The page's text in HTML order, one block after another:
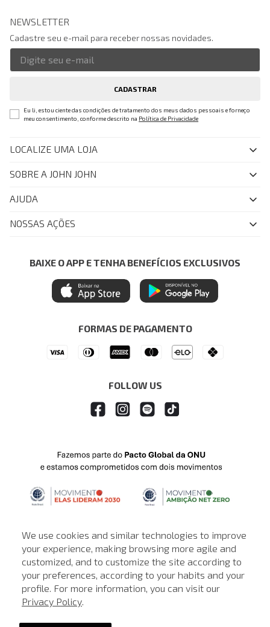
We use cookies and similar technologies to improve
your experience, making browsing more agile and
customized, and to customize the site according to
your preferences, according to your habits and your
profile. For more information, you can visit our
Privacy Policy.
NEWSLETTER
Cadastre seu e-mail para receber nossas novidades.
CADASTRAR
Eu li, estou ciente das condições de tratamento dos meus dados pessoais e forneço
meu consentimento, conforme descrito na Política de Privacidade
LOCALIZE UMA LOJA
SOBRE A JOHN JOHN
Quem Somos
John John Club
Painel de Privacidade
Central de Preferências
Ética e Sustentabilidade
AJUDA
FAQ
Regulamentos
Seja um Revendedor
NOSSAS AÇÕES
Azul Fidelidade
Mastercard
Itau Personnalite
BAIXE O APP E TENHA BENEFÍCIOS EXCLUSIVOS
FORMAS DE PAGAMENTO
FOLLOW US
© © Copyright 2000-2026 - Todos os direitos reservados. A Loja de
John John reserva-se no direito de corrigir ou alterar informações